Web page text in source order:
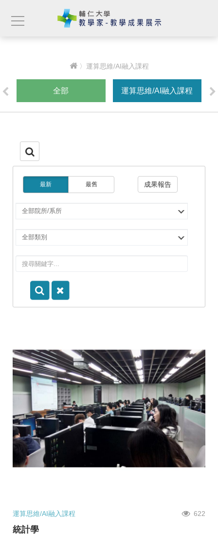
〉運算思維/AI融入課程
全部 運算思維/AI融入課程
最新 最舊 成果報告
選
所/
所
選
別
運算思維/AI融入課程 622
統計學